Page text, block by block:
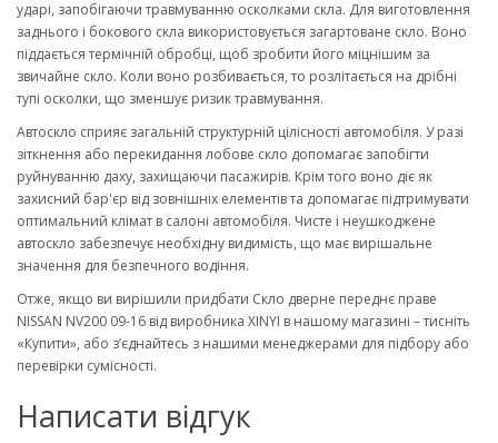
ударі, запобігаючи травмуванню осколками скла. Для виготовлення
заднього і бокового скла використовується загартоване скло. Воно
піддається термічній обробці, щоб зробити його міцнішим за
звичайне скло. Коли воно розбивається, то розлітається на дрібні
тупі осколки, що зменшує ризик травмування.
Автоскло сприяє загальній структурній цілісності автомобіля. У разі
зіткнення або перекидання лобове скло допомагає запобігти
руйнуванню даху, захищаючи пасажирів. Крім того воно діє як
захисний бар'єр від зовнішніх елементів та допомагає підтримувати
оптимальний клімат в салоні автомобіля. Чисте і неушкоджене
автоскло забезпечує необхідну видимість, що має вирішальне
значення для безпечного водіння.
Отже, якщо ви вирішили придбати Скло дверне переднє праве
NISSAN NV200 09-16 від виробника XINYI в нашому магазині – тисніть
«Купити», або з’єднайтесь з нашими менеджерами для підбору або
перевірки сумісності.
Написати відгук